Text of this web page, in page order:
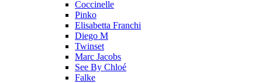
Coccinelle
Pinko
Elisabetta Franchi
Diego M
Twinset
Marc Jacobs
See By Chloé
Falke